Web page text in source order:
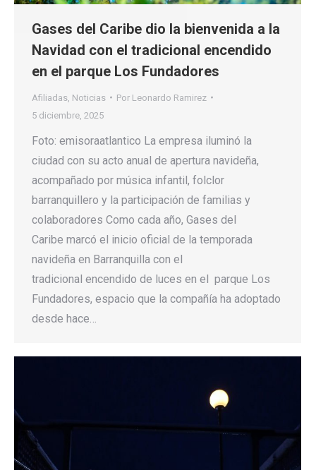
Gases del Caribe dio la bienvenida a la
Navidad con el tradicional encendido
en el parque Los Fundadores
Afiliadas Noticias Por Leonardo Ramirez
5 diciembre, 2025
Foto: emisoraatlantico La empresa iluminó la
ciudad con su acto anual de apertura navideña,
acompañado por música infantil, folclor
barranquillero y la participación de familias y
colaboradores Como cada año, Gases del
Caribe marcó el inicio oficial de la temporada
navideña en Barranquilla con el
tradicional encendido de luces en el parque Los
Fundadores, espacio que la compañía ha adoptado
desde hace…